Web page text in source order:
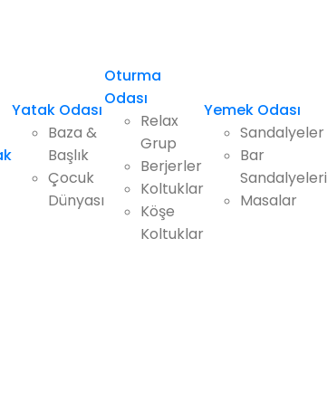
Yatak Odası
Baza &
Başlık
Çocuk
Dünyası
Oturma
Odası
Relax
Grup
Berjerler
Koltuklar
Köşe
Koltuklar
Yemek Odası
Sandalyeler
Bar
Sandalyeleri
Masalar